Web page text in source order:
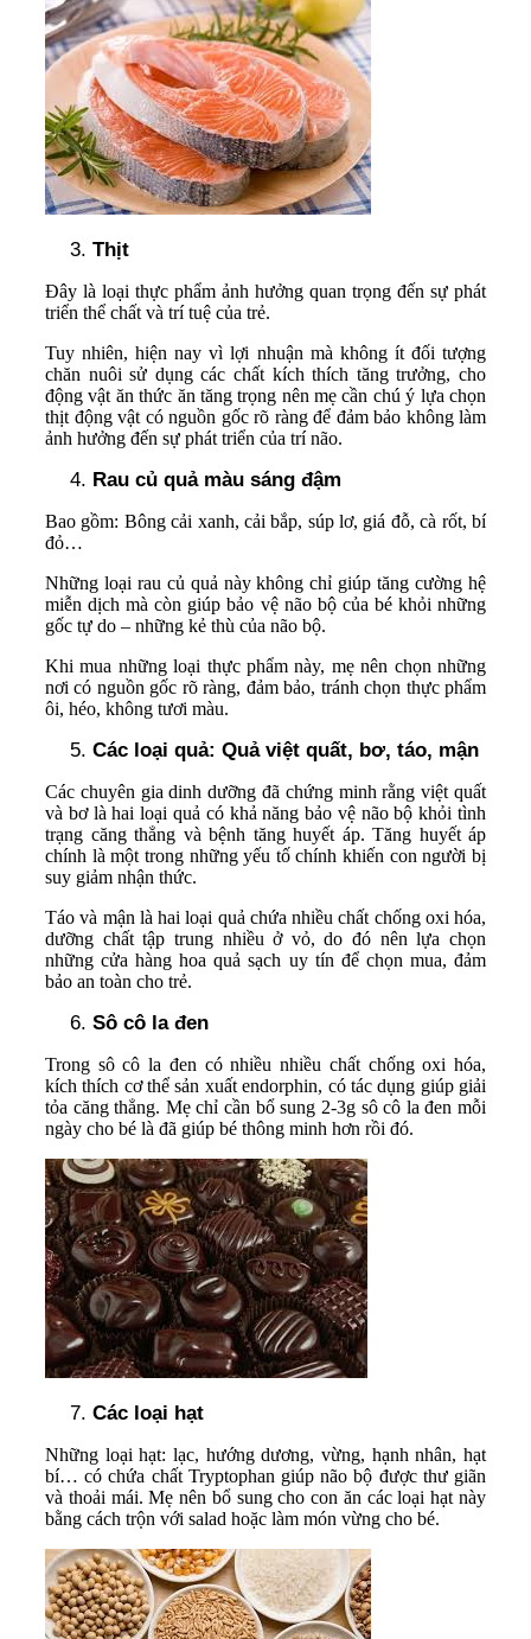
Thịt
Đây là loại thực phẩm ảnh hưởng quan trọng đến sự phát
triển thể chất và trí tuệ của trẻ.
Tuy nhiên, hiện nay vì lợi nhuận mà không ít đối tượng
chăn nuôi sử dụng các chất kích thích tăng trưởng, cho
động vật ăn thức ăn tăng trọng nên mẹ cần chú ý lựa chọn
thịt động vật có nguồn gốc rõ ràng để đảm bảo không làm
ảnh hưởng đến sự phát triển của trí não.
Rau củ quả màu sáng đậm
Bao gồm: Bông cải xanh, cải bắp, súp lơ, giá đỗ, cà rốt, bí
đỏ…
Những loại rau củ quả này không chỉ giúp tăng cường hệ
miễn dịch mà còn giúp bảo vệ não bộ của bé khỏi những
gốc tự do – những kẻ thù của não bộ.
Khi mua những loại thực phẩm này, mẹ nên chọn những
nơi có nguồn gốc rõ ràng, đảm bảo, tránh chọn thực phẩm
ôi, héo, không tươi màu.
Các loại quả: Quả việt quất, bơ, táo, mận
Các chuyên gia dinh dưỡng đã chứng minh rằng việt quất
và bơ là hai loại quả có khả năng bảo vệ não bộ khỏi tình
trạng căng thẳng và bệnh tăng huyết áp. Tăng huyết áp
chính là một trong những yếu tố chính khiến con người bị
suy giảm nhận thức.
Táo và mận là hai loại quả chứa nhiều chất chống oxi hóa,
dưỡng chất tập trung nhiều ở vỏ, do đó nên lựa chọn
những cửa hàng hoa quả sạch uy tín để chọn mua, đảm
bảo an toàn cho trẻ.
Sô cô la đen
Trong sô cô la đen có nhiều nhiều chất chống oxi hóa,
kích thích cơ thể sản xuất endorphin, có tác dụng giúp giải
tỏa căng thẳng. Mẹ chỉ cần bổ sung 2-3g sô cô la đen mỗi
ngày cho bé là đã giúp bé thông minh hơn rồi đó.
Các loại hạt
Những loại hạt: lạc, hướng dương, vừng, hạnh nhân, hạt
bí… có chứa chất Tryptophan giúp não bộ được thư giãn
và thoải mái. Mẹ nên bổ sung cho con ăn các loại hạt này
bằng cách trộn với salad hoặc làm món vừng cho bé.